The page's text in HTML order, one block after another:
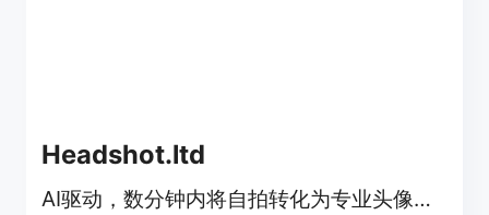
Headshot.ltd
AI驱动，数分钟内将自拍转化为专业头像，适用于多职业场景。